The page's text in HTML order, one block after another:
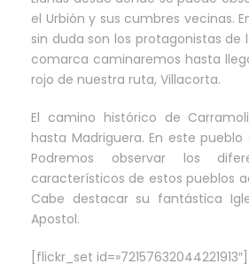
el Urbión y sus cumbres vecinas.
sin duda son los protagonistas de
comarca caminaremos hasta
rojo de nuestra ruta, Villacorta.
El camino histórico de
hasta Madriguera. En este
Podremos observar los
característicos de estos pueblos
Cabe destacar su fantástica
Apostol.
[flickr_set id=»72157632044221913″]